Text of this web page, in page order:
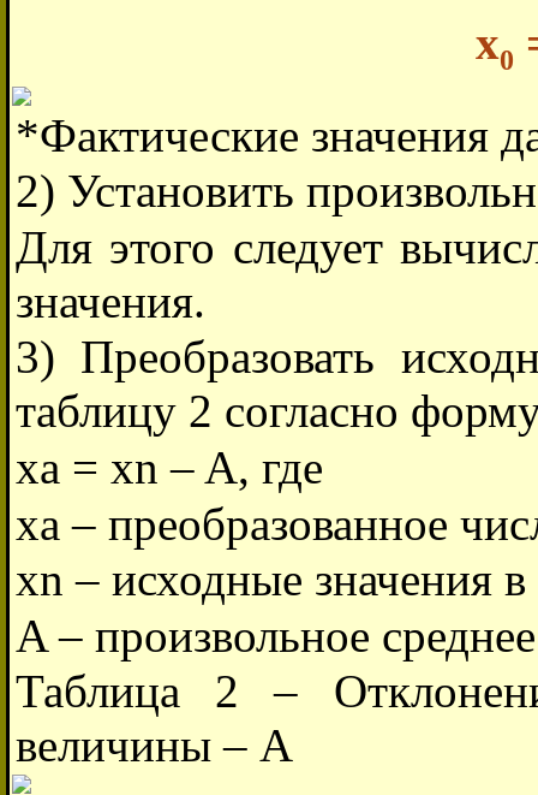
x0
*Фактические значения
2) Установить
Для этого следует
значения.
3) Преобразовать
таблицу 2 согласно
xа = xn – A, где
xа – преобразованное
xn – исходные значения в
A – произвольное
Таблица 2 –
величины – А